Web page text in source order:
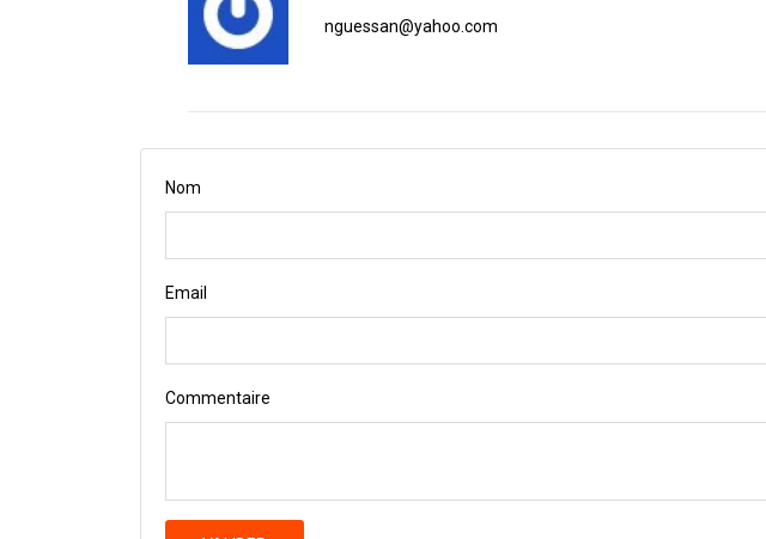
nguessan@yahoo.com
Nom
Email
Commentaire